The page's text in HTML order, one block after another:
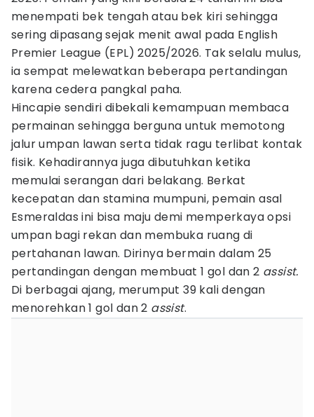
menempati bek tengah atau bek kiri sehingga
sering dipasang sejak menit awal pada English
Premier League (EPL) 2025/2026. Tak selalu mulus,
ia sempat melewatkan beberapa pertandingan
karena cedera pangkal paha.
Hincapie sendiri dibekali kemampuan membaca
permainan sehingga berguna untuk memotong
jalur umpan lawan serta tidak ragu terlibat kontak
fisik. Kehadirannya juga dibutuhkan ketika
memulai serangan dari belakang. Berkat
kecepatan dan stamina mumpuni, pemain asal
Esmeraldas ini bisa maju demi memperkaya opsi
umpan bagi rekan dan membuka ruang di
pertahanan lawan. Dirinya bermain dalam 25
pertandingan dengan membuat 1 gol dan 2 assist.
Di berbagai ajang, merumput 39 kali dengan
menorehkan 1 gol dan 2 assist.